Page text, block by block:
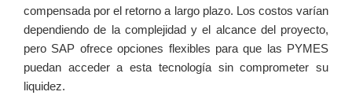
compensada por⁢ el retorno a⁤ largo plazo. Los costos varían
⁢dependiendo ⁤de la complejidad y el alcance del proyecto,
pero SAP ofrece opciones flexibles⁢ para‌ que​ las PYMES
puedan‍ acceder a esta⁢ tecnología sin comprometer su
liquidez.